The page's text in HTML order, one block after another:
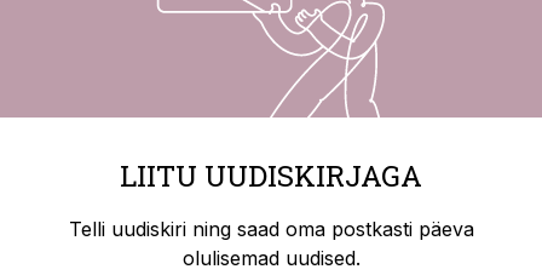
LIITU UUDISKIRJAGA
Telli uudiskiri ning saad oma postkasti päeva
olulisemad uudised.